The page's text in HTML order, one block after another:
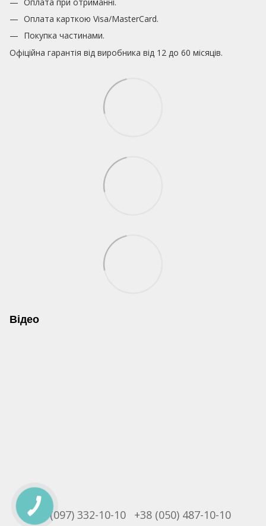
Оплата карткою Visa/MasterCard.
Покупка частинами.
Офіційна гарантія від виробника від 12 до 60 місяців.
Відео
+38 (097) 332-10-10 +38 (050) 487-10-10